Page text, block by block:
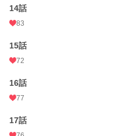
14話
83
15話
72
16話
77
17話